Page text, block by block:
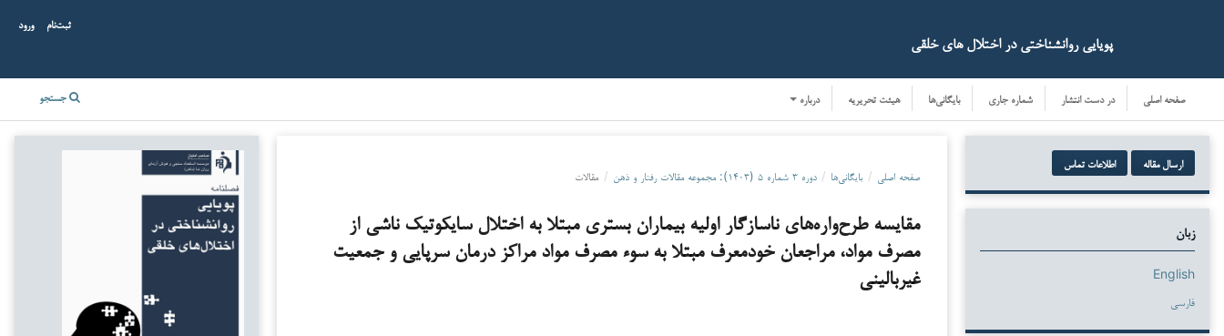
پویایی روانشناختی در اختلال های خلقی
صفحه اصلی در دست انتشار شماره جاری بایگانی‌ها هیئت تحریریه درباره جستجو
ثبت‌نام ورود
ارسال مقاله اطلاعات تماس
زبان
English
فارسی
صفحه اصلی / بایگانی‌ها / دوره ۳ شماره ۵ (۱۴۰۳): مجموعه مقالات رفتار و ذهن / مقالات
مقایسه‌ طرح‌واره‌های ناسازگار‌ اولیه‌ بیماران بستری مبتلا به اختلال سایکوتیک ناشی از
مصرف مواد، مراجعان خودمعرف مبتلا به سوء مصرف مواد مراکز درمان سرپایی و جمعیت
غیربالینی